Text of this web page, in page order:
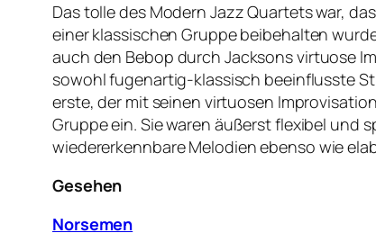
Das tolle des Modern Jazz Quartets war,
einer klassischen Gruppe beibehalten
auch den Bebop durch Jacksons virtuose
sowohl fugenartig-klassisch beeinflusste
erste, der mit seinen virtuosen
Gruppe ein. Sie waren äußerst flexibel und
wiedererkennbare Melodien ebenso wie
Gesehen
Norsemen